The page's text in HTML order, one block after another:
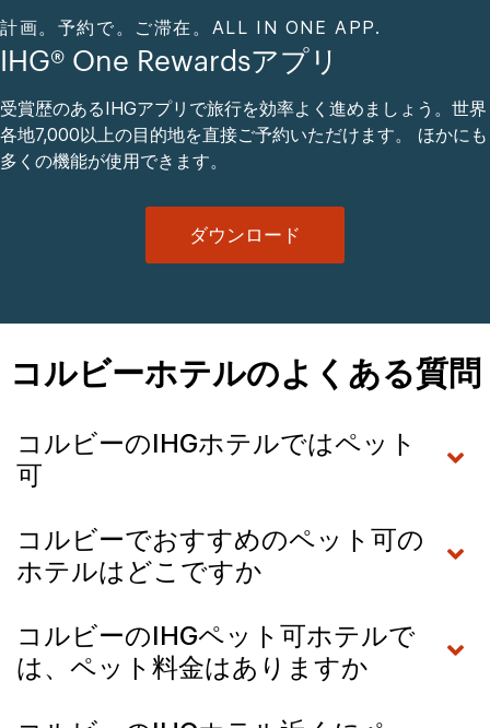
計画。予約で。ご滞在。ALL IN ONE APP.
IHG® One Rewardsアプリ
受賞歴のあるIHGアプリで旅行を効率よく進めましょう。世界
各地7,000以上の目的地を直接ご予約いただけます。 ほかにも
多くの機能が使用できます。
ダウンロード
コルビーホテルのよくある質問
コルビーのIHGホテルではペット
可
コルビーでおすすめのペット可の
ホテルはどこですか
コルビーのIHGペット可ホテルで
は、ペット料金はありますか